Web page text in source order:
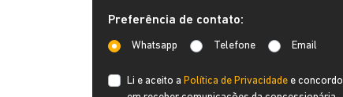
Preferência de contato:
Whatsapp Telefone Email
Li e aceito a Política de Privacidade e concordo